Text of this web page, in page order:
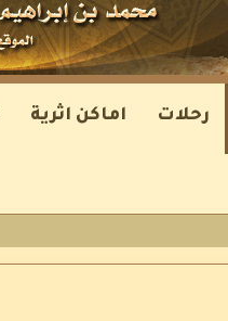
رحلات اماكن اثرية